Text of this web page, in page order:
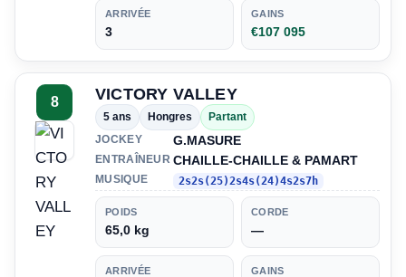
ARRIVÉE
3
GAINS
€107 095
8 VICTORY VALLEY
5 ans Hongres
Partant
JOCKEY
G.MASURE
ENTRAÎNEUR CHAILLE-CHAILLE & PAMART
MUSIQUE 2s2s(25)2s4s(24)4s2s7h
POIDS
65,0 kg
CORDE
—
ARRIVÉE GAINS